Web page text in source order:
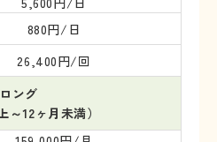
880円/日
26,400円/回
ロング
～12ヶ月未満）